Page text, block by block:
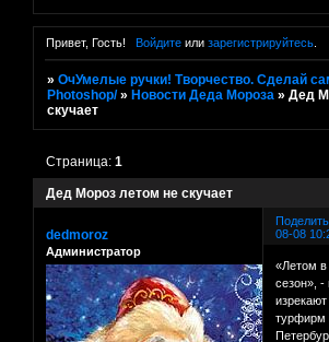
Привет, Гость! Войдитеили зарегистрируйтесь.
»ОчУмелые ручки! Творчество. Сделай
Photoshop/ » Новости Деда Мороза »Дед
скучает
Дед Мороз летом не скучает
Страница:1
08-08
dedmoroz
Администратор
«Летом в
сезон», -
турфирм